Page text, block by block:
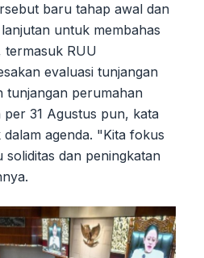
baru tahap awal dan
untuk membahas
termasuk RUU
evaluasi tunjangan
tunjangan perumahan
31 Agustus pun, kata
agenda. "Kita fokus
soliditas dan peningkatan